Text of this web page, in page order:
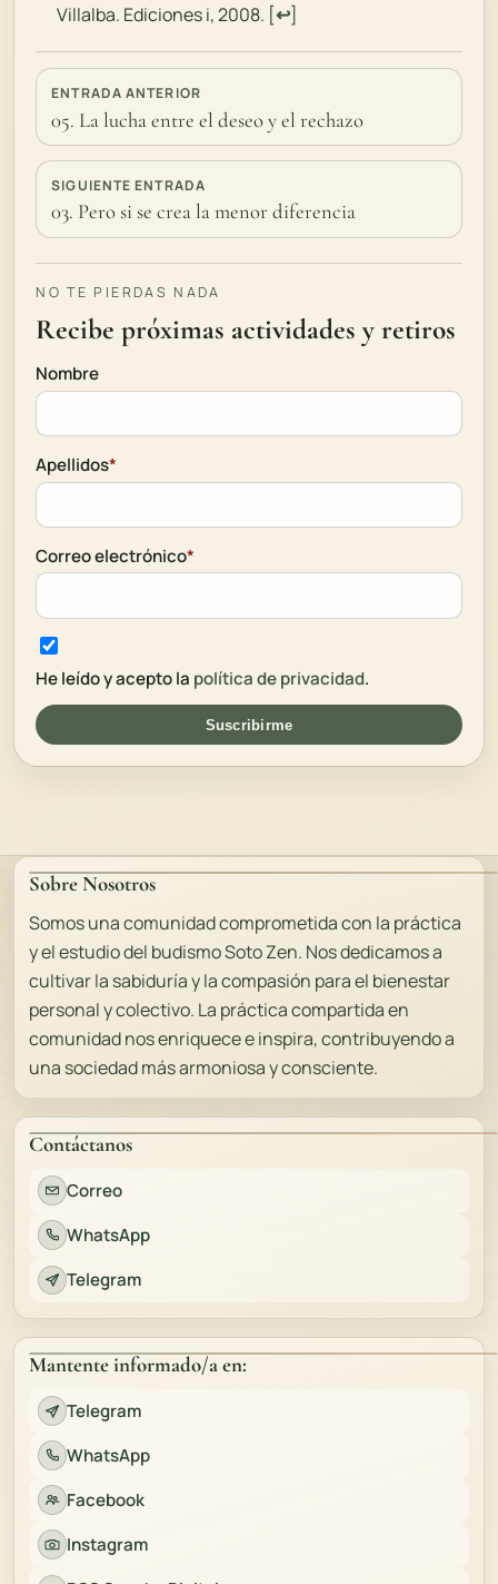
Villalba. Ediciones i, 2008. [↩]
ENTRADA ANTERIOR
05. La lucha entre el deseo y el rechazo
SIGUIENTE ENTRADA
03. Pero si se crea la menor diferencia
NO TE PIERDAS NADA
Recibe próximas actividades y retiros
Nombre
Apellidos*
Correo electrónico*
He leído y acepto la política de privacidad.
Suscribirme
Sobre Nosotros
Somos una comunidad comprometida con la práctica
y el estudio del budismo Soto Zen. Nos dedicamos a
cultivar la sabiduría y la compasión para el bienestar
personal y colectivo. La práctica compartida en
comunidad nos enriquece e inspira, contribuyendo a
una sociedad más armoniosa y consciente.
Contáctanos
Correo
WhatsApp
Telegram
Mantente informado/a en:
Telegram
WhatsApp
Facebook
Instagram